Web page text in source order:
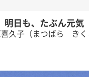
明日も、たぶん元気
久子（まつばら きく